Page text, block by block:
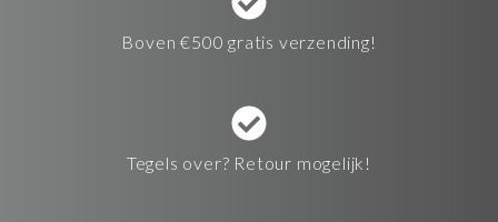
Boven €500 gratis verzending!
Tegels over? Retour mogelijk!